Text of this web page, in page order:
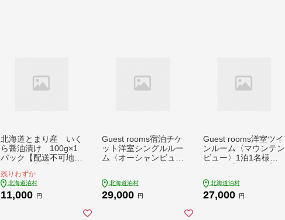
北海道とまり産 いく
ら醤油漬け 100g×1
パック【配送不可地
1】
残りわずか
北海道泊村
11,000 円
Guest rooms宿泊チケ
ット洋室シングルルー
ム〈オーシャンビュ
北海道泊村
29,000 円
Guest rooms洋室ツイ
ンルーム〈マウンテン
ビュー〉1泊1名様ご
北海道泊村
27,000 円